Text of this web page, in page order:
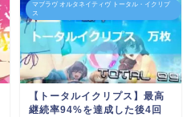
マブラヴ オルタネイティヴ トータル・イクリプ
ス
【トータルイクリプス】最高
継続率94%を達成した後4回